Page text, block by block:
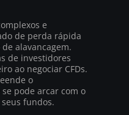
e
de perda rápida
alavancagem.
de investidores
ao negociar CFDs.
o
pode arcar com o
fundos.